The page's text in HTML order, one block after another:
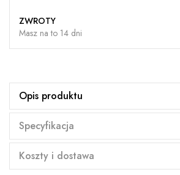
ZWROTY
Masz na to 14 dni
Opis produktu
Specyfikacja
Koszty i dostawa